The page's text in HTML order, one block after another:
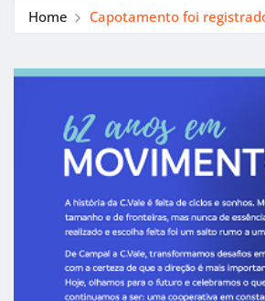
Home Capotamento foi